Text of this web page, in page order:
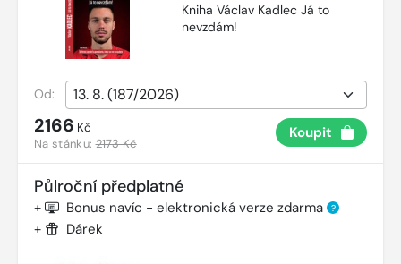
Kniha Václav Kadlec Já to
nevzdám!
Od:
2166 Kč
Na stánku:2173 Kč
Koupit
Půlroční předplatné
+ Bonus navíc - elektronická verze zdarma ?
+ Dárek